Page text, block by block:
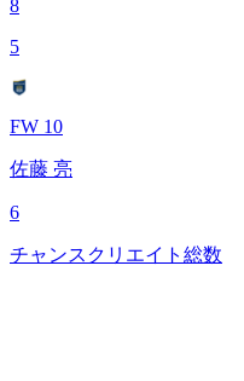
8
5
FW 10
佐藤 亮
6
チャンスクリエイト総数